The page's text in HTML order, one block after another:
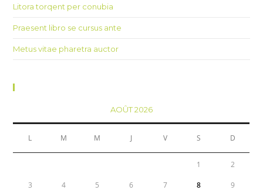
Litora torqent per conubia
Praesent libro se cursus ante
Metus vitae pharetra auctor
AOÛT 2026
L M M J V S D
1 2
3 4 5 6 7 8 9